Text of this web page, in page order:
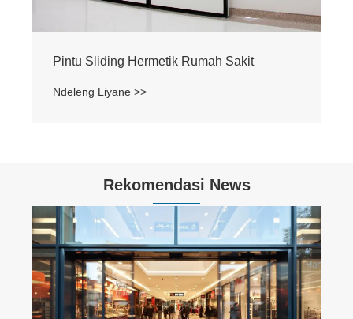
Pintu Sliding Hermetik Rumah Sakit
Ndeleng Liyane >>
Rekomendasi News